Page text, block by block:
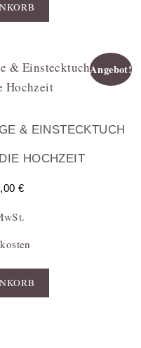
Angebot!
& EINSTECKTUCH
HOCHZEIT
€